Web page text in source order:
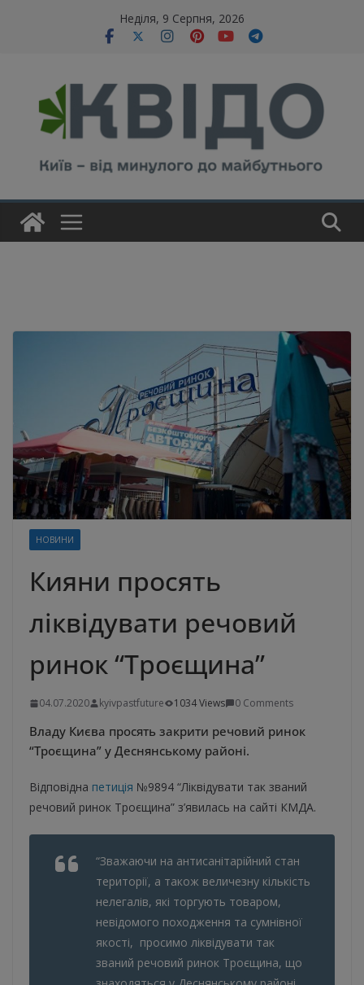
Неділя, 9 Серпня, 2026
НОВИНИ
Кияни просять
ліквідувати речовий
ринок “Троєщина”
04.07.2020 kyivpastfuture 1034 Views 0 Comments
Владу Києва просять закрити речовий ринок
“Троєщина” у Деснянському районі.
Відповідна петиція №9894 “Ліквідувати так званий
речовий ринок Троєщина” з’явилась на сайті КМДА.
“Зважаючи на антисанітарійний стан
території, а також величезну кількість
нелегалів, які торгують товаром,
невідомого походження та сумнівної
якості, просимо ліквідувати так
званий речовий ринок Троєщина, що
modal-check